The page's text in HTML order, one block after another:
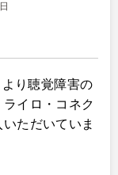
り聴覚障害の
イロ・コネク
ただいていま